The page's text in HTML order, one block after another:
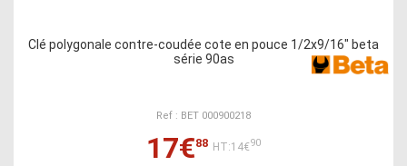
Clé polygonale contre-coudée cote en pouce 1/2x9/16" beta
série 90as
Ref : BET 000900218
17€88 HT:14€90